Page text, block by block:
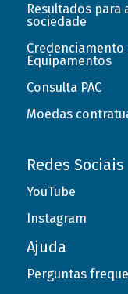
Resultados para
sociedade
Credenciamento
Equipamentos
Consulta PAC
Moedas
Redes Sociais
YouTube
Instagram
Ajuda
Perguntas